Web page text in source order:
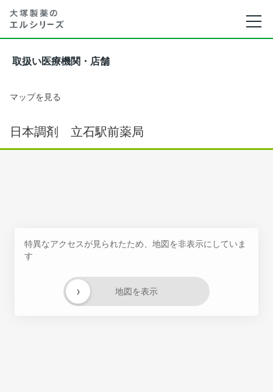
取扱い医療機関・店舗
マップを見る
日本調剤 立石駅前薬局
特異なアクセスが見られたため、地図を非表示にしていま
す
地図を表示
›